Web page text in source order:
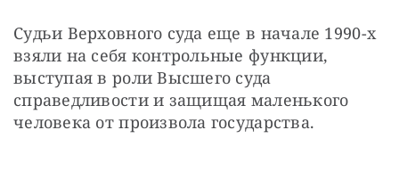
Судьи Верховного суда еще в начале 1990-х
взяли на себя контрольные функции,
выступая в роли Высшего суда
справедливости и защищая маленького
человека от произвола государства.